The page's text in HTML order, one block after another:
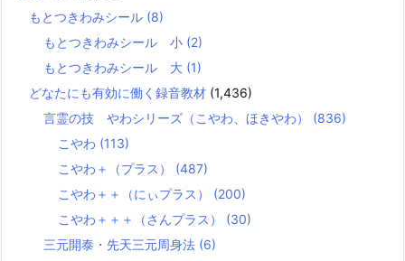
もとつきわみシール (8)
もとつきわみシール 小 (2)
もとつきわみシール 大 (1)
どなたにも有効に働く録音教材 (1,436)
言霊の技 やわシリーズ（こやわ、ほきやわ） (836)
こやわ (113)
こやわ＋（プラス） (487)
こやわ＋＋（にぃプラス） (200)
こやわ＋＋＋（さんプラス） (30)
三元開泰・先天三元周身法 (6)